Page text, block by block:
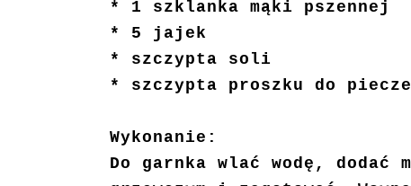
* 1 szklanka mąki pszennej
* 5 jajek
* szczypta soli
* szczypta proszku do
Wykonanie:
Do garnka wlać wodę, dodać